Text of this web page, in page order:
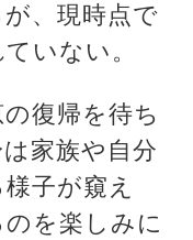
、現時点で
いない。
復帰を待ち
家族や自分
子が窺え
を楽しみに